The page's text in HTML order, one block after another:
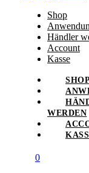
Shop
Händler
Account
Kasse
SHOP
WERDEN
0